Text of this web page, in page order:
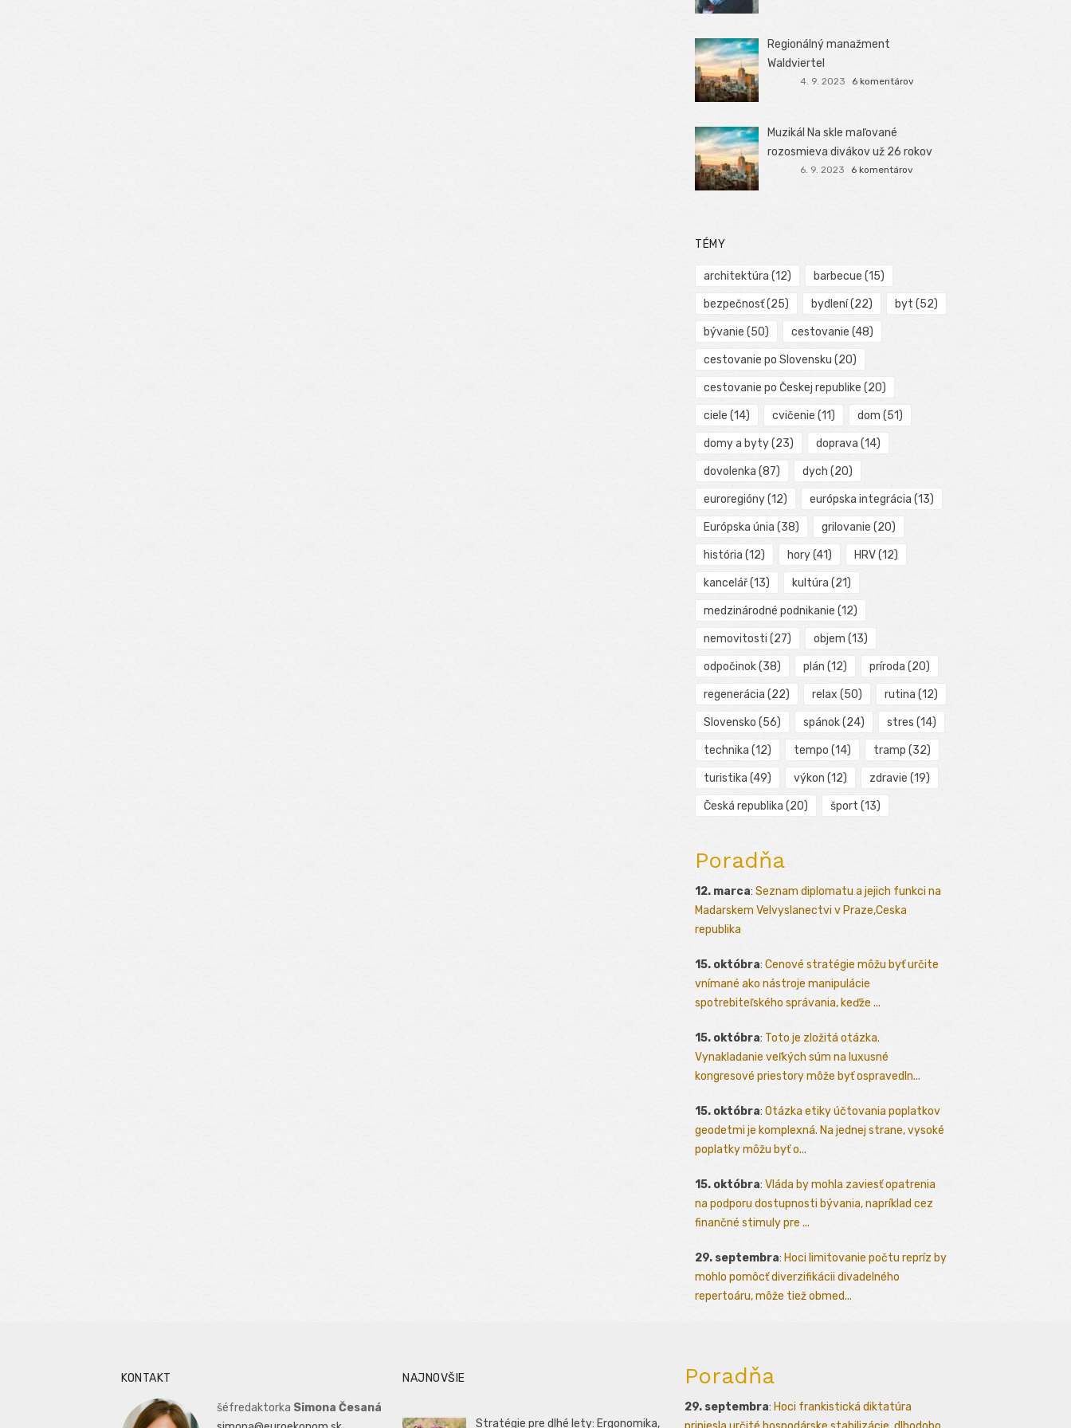
Regionálný manažment
Waldviertel
4. 9. 2023 6 komentárov
Muzikál Na skle maľované
rozosmieva divákov už 26 rokov
6. 9. 2023 6 komentárov
TÉMY
architektúra (12) barbecue (15)
bezpečnosť(25) bydlení(22) byt (52)
bývanie (50) cestovanie (48)
cestovanie po Slovensku (20)
cestovanie po Českej republike (20)
ciele (14) cvičenie (11) dom (51)
domy a byty(23) doprava (14)
dovolenka (87) dych (20)
euroregióny(12) európska integrácia (13)
Európska únia (38) grilovanie (20)
história (12) hory(41) HRV(12)
kancelář(13) kultúra (21)
medzinárodné podnikanie (12)
nemovitosti (27) objem (13)
odpočinok(38) plán (12) príroda (20)
regenerácia (22) relax (50) rutina (12)
Slovensko (56) spánok(24) stres (14)
technika (12) tempo (14) tramp (32)
turistika (49) výkon (12) zdravie (19)
Česká republika (20) šport (13)
Poradňa
12. marca: Seznam diplomatu a jejich funkci na
Madarskem Velvyslanectvi v Praze,Ceska
republika
15. októbra: Cenové stratégie môžu byť určite
vnímané ako nástroje manipulácie
spotrebiteľského správania, keďže ...
15. októbra: Toto je zložitá otázka.
Vynakladanie veľkých súm na luxusné
kongresové priestory môže byť ospravedln...
15. októbra: Otázka etiky účtovania poplatkov
geodetmi je komplexná. Na jednej strane, vysoké
poplatky môžu byť o...
15. októbra: Vláda by mohla zaviesť opatrenia
na podporu dostupnosti bývania, napríklad cez
finančné stimuly pre ...
29. septembra: Hoci limitovanie počtu repríz by
mohlo pomôcť diverzifikácii divadelného
repertoáru, môže tiež obmed...
KONTAKT
šéfredaktorka Simona Česaná
NAJNOVŠIE
Stratégie pre dlhé lety: Ergonomika,
Poradňa
29. septembra: Hoci frankistická diktatúra